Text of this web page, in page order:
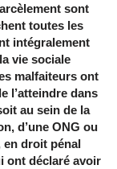
sont
toutes les
intégralement
vie sociale
malfaiteurs ont
l’atteindre dans
au sein de la
d’une ONG ou
en droit pénal
ont déclaré avoir